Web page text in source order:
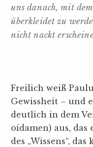
uns danach, mit
überkleidet zu
nicht nackt
Freilich weiß
Gewissheit – und
deutlich in dem
oídamen) aus, das
des „Wissens“,